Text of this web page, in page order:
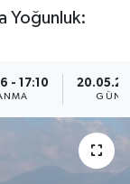
Yoğunluk:
- 17:10